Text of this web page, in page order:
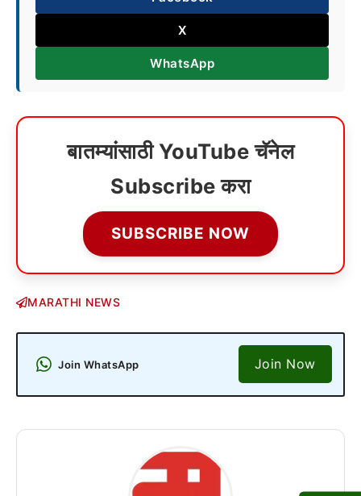
X
WhatsApp
बातम्यांसाठी YouTube चॅनेल
Subscribe करा
SUBSCRIBE NOW
MARATHI NEWS
Join WhatsApp Join Now